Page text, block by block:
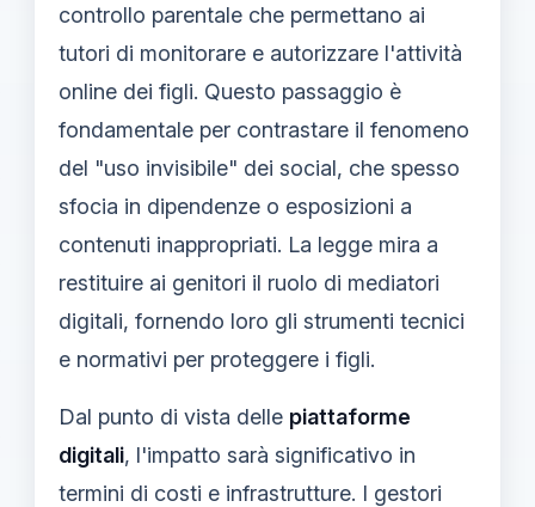
controllo parentale che permettano ai
tutori di monitorare e autorizzare l'attività
online dei figli. Questo passaggio è
fondamentale per contrastare il fenomeno
del "uso invisibile" dei social, che spesso
sfocia in dipendenze o esposizioni a
contenuti inappropriati. La legge mira a
restituire ai genitori il ruolo di mediatori
digitali, fornendo loro gli strumenti tecnici
e normativi per proteggere i figli.
Dal punto di vista delle piattaforme
digitali, l'impatto sarà significativo in
termini di costi e infrastrutture. I gestori